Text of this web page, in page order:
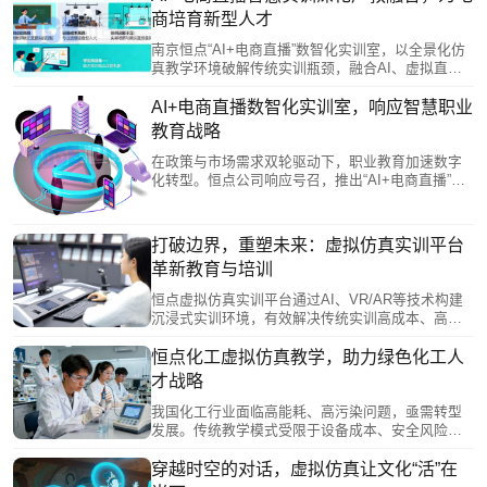
低成本、多场景切换。内核依托“一库三谱”智能底
座，动态整合行业知识，并将岗位能力精准解构为
可训练、可评估的实训模块，在安全虚拟环境中驱
动个性化培养与商业流程闭环。
商培育新型人才
南京恒点“AI+电商直播”数智化实训室，以全景化仿
真教学环境破解传统实训瓶颈，融合AI、虚拟直播
程实战。通过校企共建、引入真实项目与双向导师
机制，深化产教融合，支撑“岗课赛证”综合育人。该
方案同步行业需求，提升学生技能与就业竞争力，
并可拓展为区域培训与服务中心，形成产教融合良
性生态，为数字经济培养高素质电商人才。
AI+电商直播数智化实训室，响应智慧职业
教育战略
在政策与市场需求双轮驱动下，职业教育加速数字
化转型。恒点公司响应号召，推出“AI+电商直播”数
滞后的问题。该方案通过虚实结合的教学新模式，
有效缩短学生技能掌握与岗位适应时间，为培养数
字经济时代的高素质技术技能人才提供了创新路径
与有力支撑。
打破边界，重塑未来：虚拟仿真实训平台
革新教育与培训
恒点虚拟仿真实训平台通过AI、VR/AR等技术构建
沉浸式实训环境，有效解决传统实训高成本、高风
真场景模拟、交互式实操训练和个性化课程设置，
实现"以虚助实"的实训效果。其五大优势包括：安全
零风险、降本增效、突破时空限制、标准化与个性
化统一、数据驱动评估。未来将结合AI和元宇宙技
术持续升级，成为重构实践教学体系的重要载体。
恒点化工虚拟仿真教学，助力绿色化工人
才战略
我国化工行业面临高能耗、高污染问题，亟需转型
发展。传统教学模式受限于设备成本、安全风险等
创新运用虚拟仿真技术，开发化工虚拟仿真教学系
穿越时空的对话，虚拟仿真让文化“活”在